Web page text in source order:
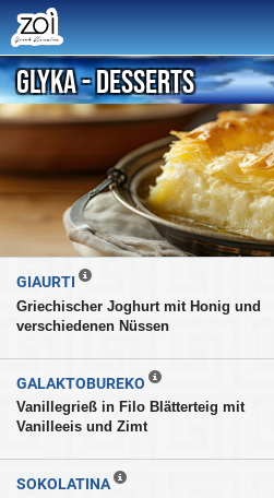
GLYKA - DESSERTS
GIAURTI
Griechischer Joghurt mit Honig und
verschiedenen Nüssen
GALAKTOBUREKO
Vanillegrieß in Filo Blätterteig mit
Vanilleeis und Zimt
SOKOLATINA